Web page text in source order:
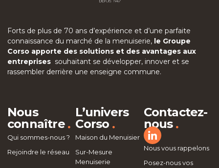
Forts de plus de 70 ans d’expérience et d’une parfaite
connaissance du marché de la menuiserie, le Groupe
Corso apporte des solutions et des avantages aux
entreprises souhaitant se développer, innover et se
rassembler derrière une enseigne commune.
Nous
connaître .
Qui sommes-nous ?
Rejoindre le réseau
L’univers
Corso .
Maison du Menuisier
Sur-Mesure
Menuiserie
Contactez-
nous .
Nous vous rappelons
Posez-nous vos